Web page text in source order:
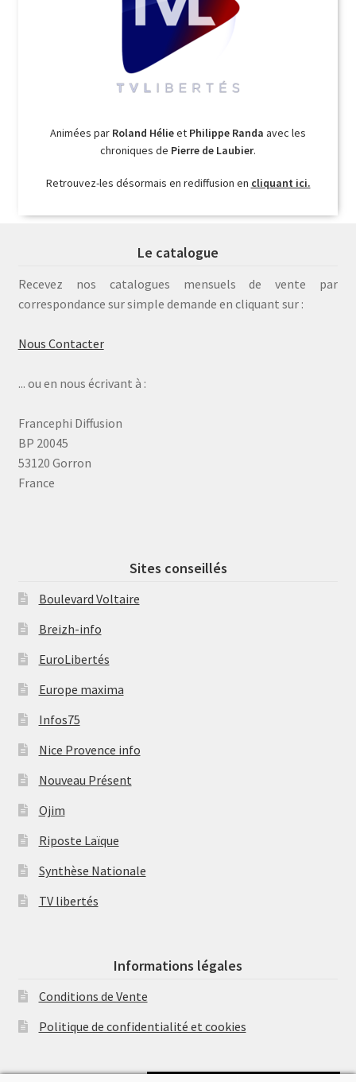
Animées par Roland Hélieet Philippe Randa avec les
chroniques de Pierre de Laubier.
Retrouvez-les désormais en rediffusion en cliquant ici.
Le catalogue
Recevez nos catalogues mensuels de vente par
correspondance sur simple demande en cliquant sur :
Nous Contacter
... ou en nous écrivant à :
Francephi Diffusion
BP 20045
53120 Gorron
France
Sites conseillés
Boulevard Voltaire
Breizh-info
EuroLibertés
Europe maxima
Infos75
Nice Provence info
Nouveau Présent
Ojim
Riposte Laïque
Synthèse Nationale
TV libertés
Informations légales
Conditions de Vente
Politique de confidentialité et cookies